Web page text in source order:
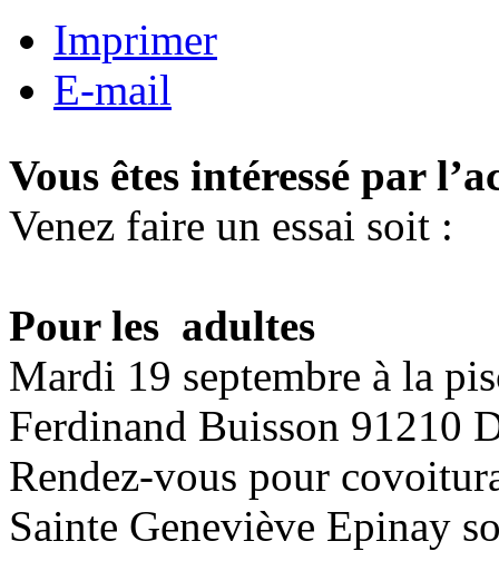
Imprimer
E-mail
Vous êtes intéressé par
Venez faire un essai soit :
Pour les adultes
Mardi 19 septembre à la
Ferdinand Buisson 91210
Rendez-vous pour
Sainte Geneviève Epinay